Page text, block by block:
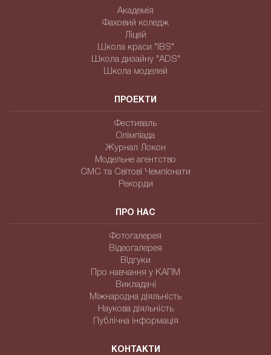
Академія
Фаховий коледж
Ліцей
Школа краси "IBS"
Школа дизайну "ADS"
Школа моделей
ПРОЕКТИ
Фестиваль
Олімпіада
Журнал Локон
Модельне агентство
СМС та Світові Чемпіонати
Рекорди
ПРО НАС
Фотогалерея
Відеогалерея
Відгуки
Про навчання у КАПМ
Викладачі
Міжнародна діяльність
Наукова діяльність
Публічна інформація
КОНТАКТИ